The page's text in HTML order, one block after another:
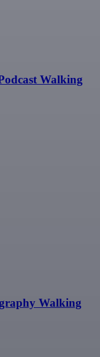
Walking
Walking